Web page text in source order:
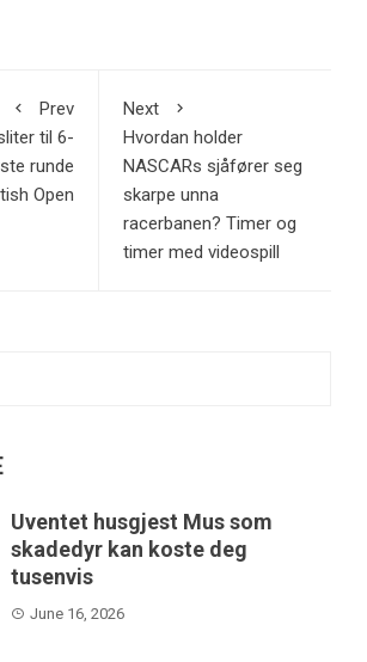
Prev
til 6-
runde
Open
Next
Hvordan holder
NASCARs sjåfører seg
skarpe unna
racerbanen? Timer og
timer med videospill
Uventet husgjest Mus som
skadedyr kan koste deg
tusenvis
June 16, 2026